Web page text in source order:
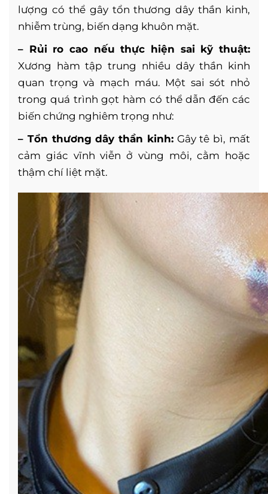
lượng có thể gây tổn thương dây thần kinh,
nhiễm trùng, biến dạng khuôn mặt.
– Rủi ro cao nếu thực hiện sai kỹ thuật:
Xương hàm tập trung nhiều dây thần kinh
quan trọng và mạch máu. Một sai sót nhỏ
trong quá trình gọt hàm có thể dẫn đến các
biến chứng nghiêm trọng như:
– Tổn thương dây thần kinh:Gây tê bì, mất
cảm giác vĩnh viễn ở vùng môi, cằm hoặc
thậm chí liệt mặt.